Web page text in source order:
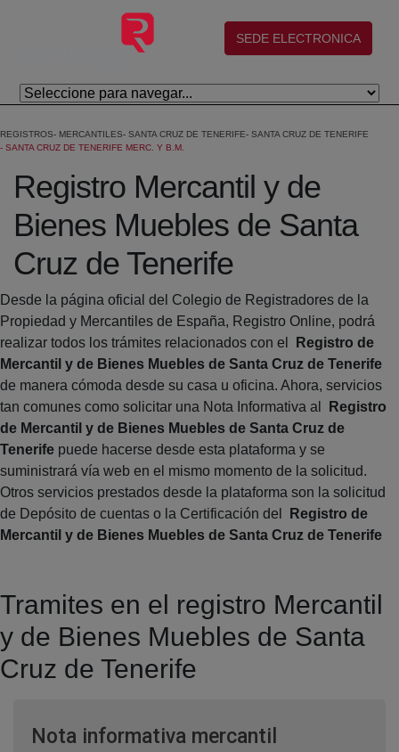
Saltar al contenido principal
(abre en nueva ventana)
SEDE ELECTRONICA
REGISTROS MERCANTILES SANTA CRUZ DE TENERIFE
SANTA CRUZ DE TENERIFE
SANTA CRUZ DE TENERIFE MERC. Y B.M.
Registro Mercantil y de
Bienes Muebles de Santa
Cruz de Tenerife
Desde la página oficial del Colegio de Registradores de la
Propiedad y Mercantiles de España, Registro Online, podrá
realizar todos los trámites relacionados con el
Registro de
Mercantil y de Bienes Muebles de Santa Cruz de Tenerife
de manera cómoda desde su casa u oficina. Ahora, servicios
tan comunes como solicitar una Nota Informativa al
Registro
de Mercantil y de Bienes Muebles de Santa Cruz de
Tenerife puede hacerse desde esta plataforma y se
suministrará vía web en el mismo momento de la solicitud.
Otros servicios prestados desde la plataforma son la solicitud
de Depósito de cuentas o la Certificación del
Registro de
Mercantil y de Bienes Muebles de Santa Cruz de Tenerife
Tramites en el registro Mercantil
y de Bienes Muebles de Santa
Cruz de Tenerife
Nota informativa mercantil